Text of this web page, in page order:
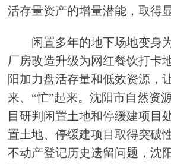
活存量资产的增量潜能，取得
闲置多年的地下场地变身为
厂房改造升级为网红餐饮打
阳加力盘活存量和低效资源，
来、“忙”起来。沈阳市自然资
目研判闲置土地和停缓建项目
置土地、停缓建项目取得突破
不动产登记历史遗留问题，沈